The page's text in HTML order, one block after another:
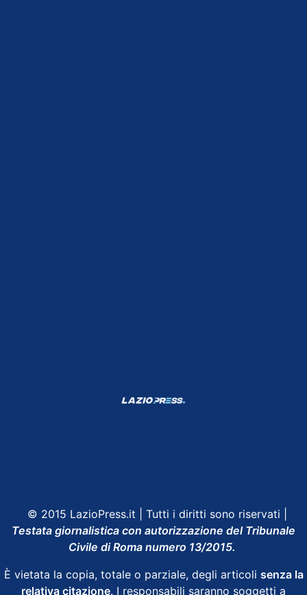
© 2015 LazioPress.it | Tutti i diritti sono riservati |
Testata giornalistica con autorizzazione del Tribunale
Civile di Roma numero 13/2015.
È vietata la copia, totale o parziale, degli articoli senza la
relativa citazione. I responsabili saranno soggetti a